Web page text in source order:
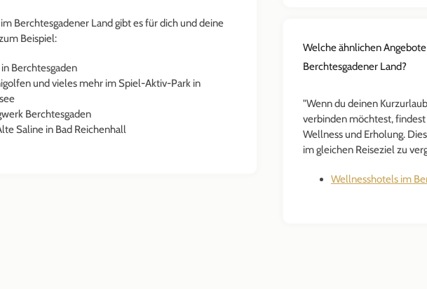
Berchtesgadener Land gibt es für dich und deine
Beispiel:
Berchtesgaden
und vieles mehr im Spiel-Aktiv-Park in
Berchtesgaden
Saline in Bad Reichenhall
Welche ähnlichen
Berchtesgadener Land?
"Wenn du deinen
verbinden möchtest, findest
Wellness und Erholung.
im gleichen Reiseziel zu
Wellnesshotels im